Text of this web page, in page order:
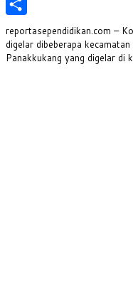
PrintFriendly
Share
reportasependidikan.com –
digelar dibeberapa
Panakkukang yang digelar